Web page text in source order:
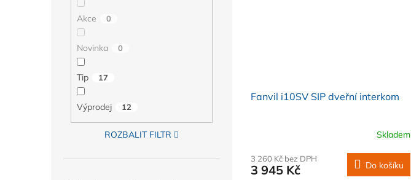
Akce 0
Novinka 0
Tip 17
Výprodej 12
ROZBALIT FILTR
Fanvil i10SV SIP dveřní interkom
Skladem
3 260 Kč bez DPH
3 945 Kč Do košíku